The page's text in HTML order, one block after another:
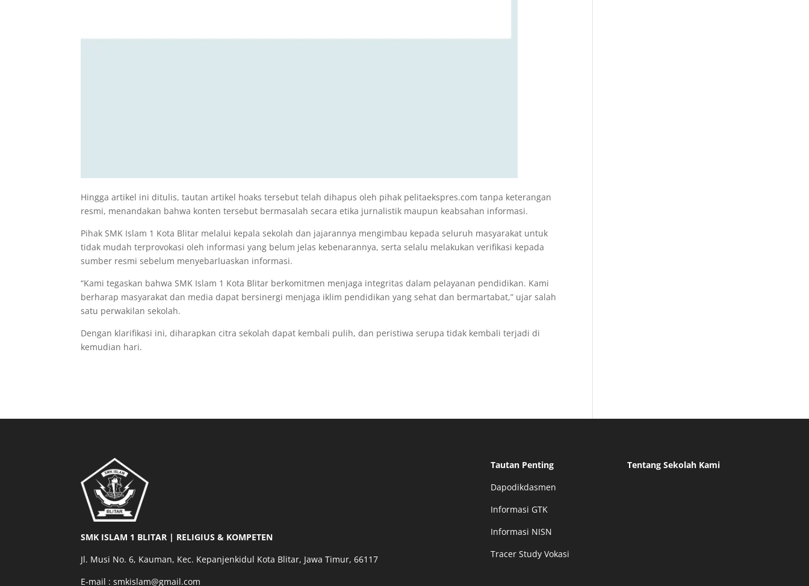
Hingga artikel ini ditulis, tautan artikel hoaks tersebut telah dihapus oleh pihak pelitaekspres.com tanpa keterangan
resmi, menandakan bahwa konten tersebut bermasalah secara etika jurnalistik maupun keabsahan informasi.
Pihak SMK Islam 1 Kota Blitar melalui kepala sekolah dan jajarannya mengimbau kepada seluruh masyarakat untuk
tidak mudah terprovokasi oleh informasi yang belum jelas kebenarannya, serta selalu melakukan verifikasi kepada
sumber resmi sebelum menyebarluaskan informasi.
“Kami tegaskan bahwa SMK Islam 1 Kota Blitar berkomitmen menjaga integritas dalam pelayanan pendidikan. Kami
berharap masyarakat dan media dapat bersinergi menjaga iklim pendidikan yang sehat dan bermartabat,” ujar salah
satu perwakilan sekolah.
Dengan klarifikasi ini, diharapkan citra sekolah dapat kembali pulih, dan peristiwa serupa tidak kembali terjadi di
kemudian hari.
SMK ISLAM 1 BLITAR | RELIGIUS & KOMPETEN
Jl. Musi No. 6, Kauman, Kec. Kepanjenkidul Kota Blitar, Jawa Timur, 66117
E-mail : smkislam@gmail.com
Tautan Penting
Dapodikdasmen
Informasi GTK
Informasi NISN
Tracer Study Vokasi
Tentang Sekolah Kami